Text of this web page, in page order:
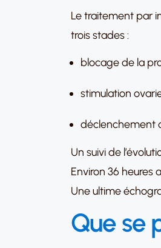
Le traitement par
trois stades :
blocage de la
stimulation
déclenchement
Un suivi de
Environ 36 heures
Une ultime
Que se